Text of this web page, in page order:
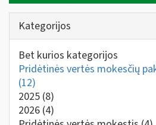
Kategorijos
Bet kurios kategorijos
Pridėtinės vertės mokesčių
(12)
2025 (8)
2026 (4)